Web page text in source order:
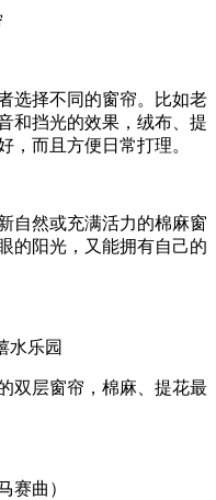
择不同的窗帘。比如老
和挡光的效果，绒布、提
，而且方便日常打理。
然或充满活力的棉麻窗
的阳光，又能拥有自己的
水乐园
层窗帘，棉麻、提花最
赛曲）